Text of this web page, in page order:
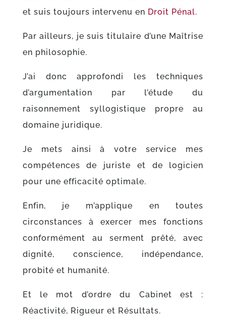
et suis toujours intervenu en Droit Pénal.
Par ailleurs, je suis titulaire d’une Maîtrise
en philosophie.
J’ai donc approfondi les techniques
d’argumentation par l’étude du
raisonnement syllogistique propre au
domaine juridique.
Je mets ainsi à votre service mes
compétences de juriste et de logicien
pour une efficacité optimale.
Enfin, je m’applique en toutes
circonstances à exercer mes fonctions
conformément au serment prêté, avec
dignité, conscience, indépendance,
probité et humanité.
Et le mot d’ordre du Cabinet est :
Réactivité, Rigueur et Résultats.